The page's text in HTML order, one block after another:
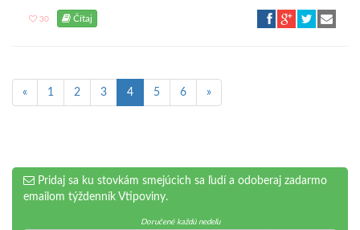
30 Čítaj
« 1 2 3 4 5 6 »
Pridaj sa ku stovkám smejúcich sa ľudí a odoberaj zadarmo
emailom týždenník Vtipoviny.
Doručené každú nedeľu